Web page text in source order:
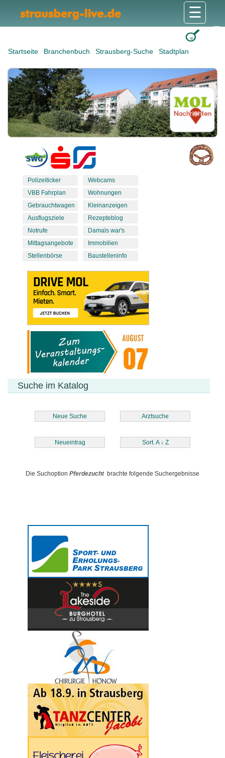
Startseite Branchenbuch Strausberg-Suche Stadtplan
☰
Polizeiticker
VBB Fahrplan
Gebrauchtwagen
Ausflugsziele
Notrufe
Mittagsangebote
Stellenbörse
Webcams
Wohnungen
Kleinanzeigen
Rezepteblog
Damals war's
Immobilien
Baustelleninfo
Suche im Katalog
Neue Suche Arztsuche
Neueintrag Sort. A ↓ Z
Die Suchoption Pferdezuchtbrachte folgende Suchergebnisse